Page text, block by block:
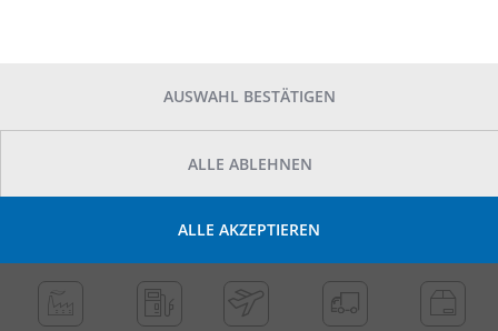
POINTS OF INTEREST
AUSWAHL BESTÄTIGEN
ALLE ABLEHNEN
ALLE AKZEPTIEREN